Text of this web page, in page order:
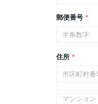
郵便番号 *
住所 *